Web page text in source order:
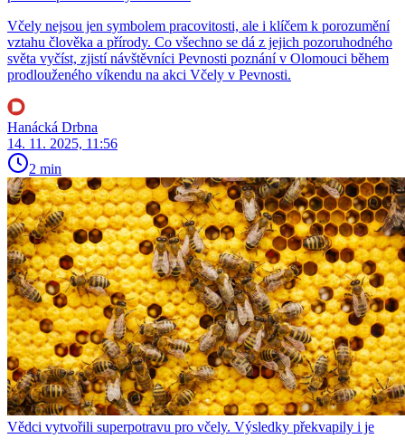
Včely nejsou jen symbolem pracovitosti, ale i klíčem k porozumění
vztahu člověka a přírody. Co všechno se dá z jejich pozoruhodného
světa vyčíst, zjistí návštěvníci Pevnosti poznání v Olomouci během
prodlouženého víkendu na akci Včely v Pevnosti.
Hanácká Drbna
14. 11. 2025, 11:56
2 min
Vědci vytvořili superpotravu pro včely. Výsledky překvapily i je